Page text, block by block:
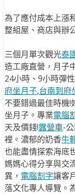
為了應付成本上漲
整組屋、商店與辦
三個月單次觀光泰
造工廠直營，月子
24小時、9小時彈
府坐月子,台南到府
不要錯過最佳時機!
坐月子。專業電腦
天及價錢!露營車-
裡。濃郁的奶香牛
也能盡情探索海底
媽媽心得分享與交
異， 電腦割字讓客
落文化專人導覽。